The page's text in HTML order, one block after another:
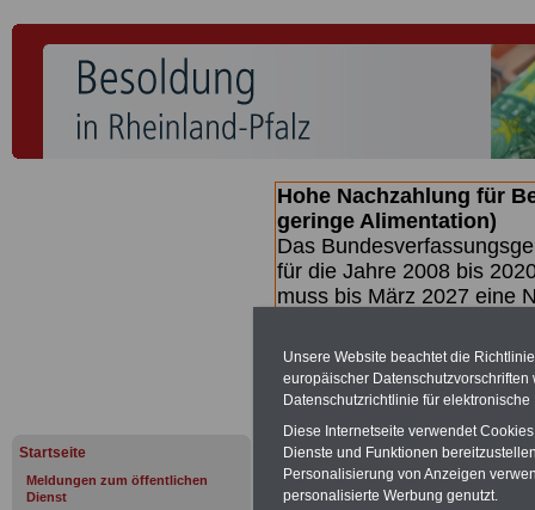
Startseite
Meldungen zum öffentlichen
Dienst
Hohe Nachzahlung für
geringe Alimentation)
Das
für die Jahre 2008 bis
muss bis März 2027 eine
(Beamte &
geben (Medienberichten
mind.3.000 und 13.000
hierzu eine Broschüre
des Gesetzentwurfs der
(wahrscheinlich im
Broschüre.
Unsere Website beachtet die
europäischer
Datenschutzrichtlinie für
Diese Internetseite verwendet
Dienste und Funktionen
Personalisierung von Anzeigen
personalisierte Werbung genutzt.